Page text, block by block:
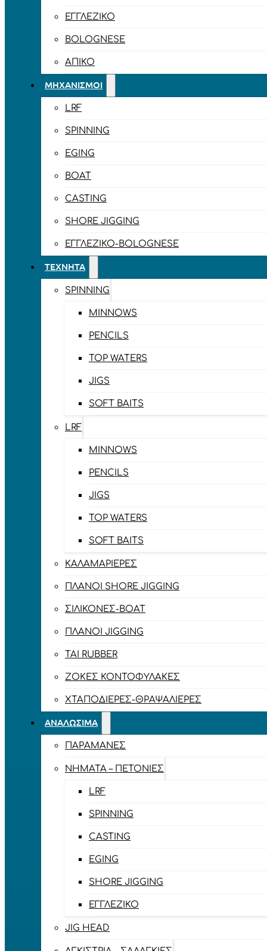
ΕΓΓΛΈΖΙΚΟ
BOLOGNESE
ΑΠΊΚΟ
ΜΗΧΑΝΙΣΜΟΊ
LRF
SPINNING
EGING
BOAT
CASTING
SHORE JIGGING
ΕΓΓΛΈΖΙΚΟ-BOLOGNESE
ΤΕΧΝΗΤΆ
SPINNING
MINNOWS
PENCILS
TOP WATERS
JIGS
SOFT BAITS
LRF
MINNOWS
PENCILS
JIGS
TOP WATERS
SOFT BAITS
ΚΑΛΑΜΑΡΙΈΡΕΣ
ΠΛΆΝΟΙ SHORE JIGGING
ΣΙΛΙΚΌΝΕΣ-BOAT
ΠΛΆΝΟΙ JIGGING
TAI RUBBER
ΖΌΚΕΣ ΚΟΝΤΟΦΎΛΑΚΕΣ
ΧΤΑΠΟΔΙΈΡΕΣ-ΘΡΑΨΑΛΙΈΡΕΣ
ΑΝΑΛΏΣΙΜΑ
ΠΑΡΑΜΆΝΕΣ
ΝΉΜΑΤΑ – ΠΕΤΟΝΙΈΣ
LRF
SPINNING
CASTING
EGING
SHORE JIGGING
ΕΓΓΛΈΖΙΚΟ
JIG HEAD